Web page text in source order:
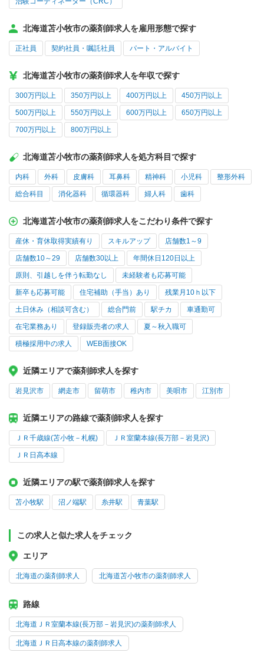
北海道苫小牧市の薬剤師求人を雇用形態で探す
正社員 契約社員・嘱託社員 パート・アルバイト
北海道苫小牧市の薬剤師求人を年収で探す
300万円以上 350万円以上 400万円以上 450万円以上
500万円以上 550万円以上 600万円以上 650万円以上
700万円以上 800万円以上
北海道苫小牧市の薬剤師求人を処方科目で探す
内科 外科 皮膚科 耳鼻科 精神科 小児科 整形外科
総合科目 消化器科 循環器科 婦人科 歯科
北海道苫小牧市の薬剤師求人をこだわり条件で探す
産休・育休取得実績有り スキルアップ 店舗数1～9
店舗数10～29 店舗数30以上 年間休日120日以上
原則、引越しを伴う転勤なし 未経験者も応募可能
新卒も応募可能 住宅補助（手当）あり 残業月10ｈ以下
土日休み（相談可含む） 総合門前 駅チカ 車通勤可
在宅業務あり 登録販売者の求人 夏～秋入職可
積極採用中の求人 WEB面接OK
近隣エリアで薬剤師求人を探す
岩見沢市 網走市 留萌市 稚内市 美唄市 江別市
近隣エリアの路線で薬剤師求人を探す
ＪＲ千歳線(苫小牧－札幌) ＪＲ室蘭本線(長万部－岩見沢)
ＪＲ日高本線
近隣エリアの駅で薬剤師求人を探す
苫小牧駅 沼ノ端駅 糸井駅 青葉駅
この求人と似た求人をチェック
エリア
北海道の薬剤師求人 北海道苫小牧市の薬剤師求人
路線
北海道ＪＲ室蘭本線(長万部－岩見沢)の薬剤師求人
北海道ＪＲ日高本線の薬剤師求人